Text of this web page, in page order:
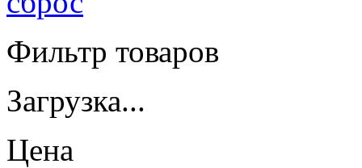
Фильтр товаров
Загрузка...
Цена